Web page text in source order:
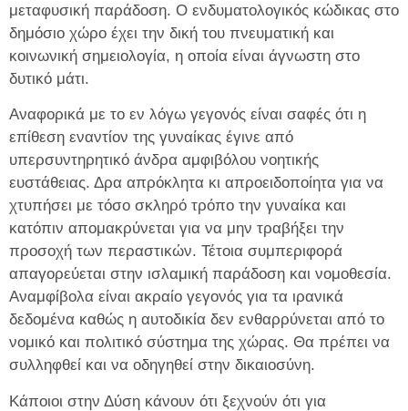
μεταφυσική παράδοση. Ο ενδυματολογικός κώδικας στο
δημόσιο χώρο έχει την δική του πνευματική και
κοινωνική σημειολογία, η οποία είναι άγνωστη στο
δυτικό μάτι.
Αναφορικά με το εν λόγω γεγονός είναι σαφές ότι η
επίθεση εναντίον της γυναίκας έγινε από
υπερσυντηρητικό άνδρα αμφιβόλου νοητικής
ευστάθειας. Δρα απρόκλητα κι απροειδοποίητα για να
χτυπήσει με τόσο σκληρό τρόπο την γυναίκα και
κατόπιν απομακρύνεται για να μην τραβήξει την
προσοχή των περαστικών. Τέτοια συμπεριφορά
απαγορεύεται στην ισλαμική παράδοση και νομοθεσία.
Αναμφίβολα είναι ακραίο γεγονός για τα ιρανικά
δεδομένα καθώς η αυτοδικία δεν ενθαρρύνεται από το
νομικό και πολιτικό σύστημα της χώρας. Θα πρέπει να
συλληφθεί και να οδηγηθεί στην δικαιοσύνη.
Κάποιοι στην Δύση κάνουν ότι ξεχνούν ότι για